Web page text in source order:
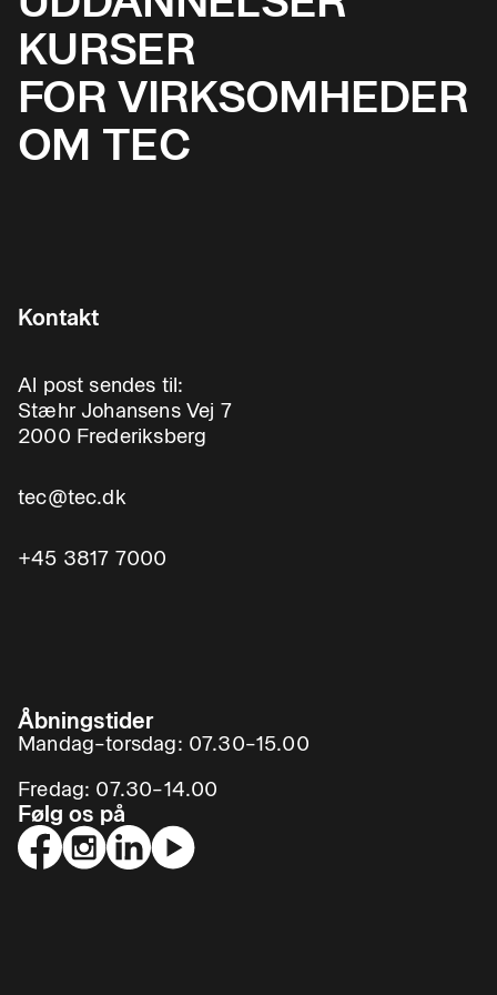
KURSER
FOR VIRKSOMHEDER
OM TEC
Kontakt
Al post sendes til:
Stæhr Johansens Vej 7
2000 Frederiksberg
tec@tec.dk
+45 3817 7000
Åbningstider
Mandag–torsdag: 07.30–15.00
Fredag: 07.30–14.00
Følg os på